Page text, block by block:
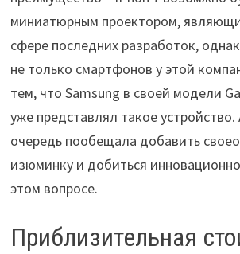
миниатюрным проектором,
сфере последних разработок,
не только смартфонов у этой
тем, что Samsung в своей модели
уже представлял такое устройство.
очередь пообещала добавить
изюминку и добиться
этом вопросе.
Приблизительная